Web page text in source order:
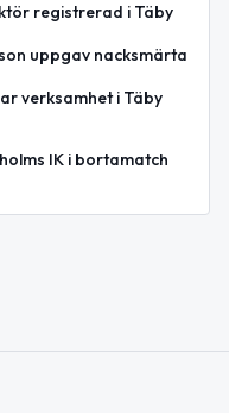
registrerad i Täby
uppgav nacksmärta
verksamhet i Täby
IK i bortamatch